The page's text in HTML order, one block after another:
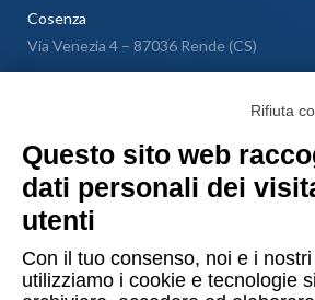
Cosenza
Via Venezia 4 – 87036 Rende (CS)
Lugano
Rifiuta
Questo sito web
dati personali dei
utenti
Con il tuo consenso, noi e i
utilizziamo i cookie e tecnologie